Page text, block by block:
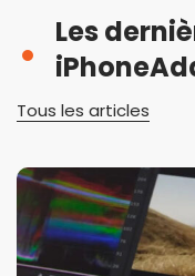
Les
Tous les articles